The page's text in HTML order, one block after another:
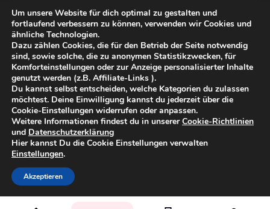
Anzeige aufgeben
Kategorien
Inseln
ImpressumDatenschutzAGB Sicher inserierenModerationsrichtlinien
Um unsere Website für dich optimal zu gestalten und
fortlaufend verbessern zu können, verwenden wir Cookies und
ähnliche Technologien.
Dazu zählen Cookies, die für den Betrieb der Seite notwendig
sind, sowie solche, die zu anonymen Statistikzwecken, für
Komforteinstellungen oder zur Anzeige personalisierter Inhalte
genutzt werden (z.B. Affiliate-Links ).
Du kannst selbst entscheiden, welche Kategorien du zulassen
möchtest. Deine Einwilligung kannst du jederzeit über die
Cookie-Einstellungen widerrufen oder anpassen.
Weitere Informationen findest du in unsererCookie-Richtlinien
und Datenschutzerklärung
Hier kannst Du die Cookie Einstellungen verwalten
Einstellungen.
Akzeptieren